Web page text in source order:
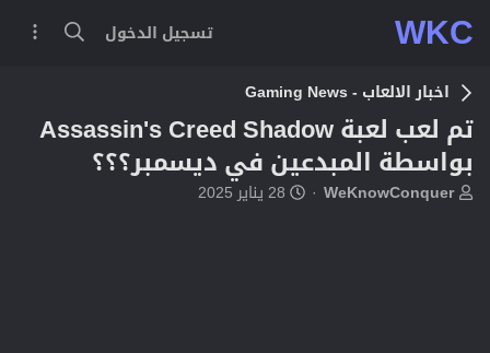
WKC تسجيل الدخول
اخبار الالعاب - Gaming News
تم لعب لعبة Assassin's Creed Shadow
بواسطة المبدعين في ديسمبر؟؟؟
بWeKnowConquer
ت28 يناير 2025